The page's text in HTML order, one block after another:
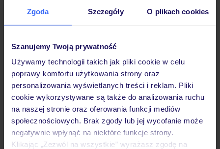
Zgoda Szczegóły O plikach cookies
Szanujemy Twoją prywatność
Używamy technologii takich jak pliki cookie w celu
poprawy komfortu użytkowania strony oraz
personalizowania wyświetlanych treści i reklam. Pliki
cookie wykorzystywane są także do analizowania ruchu
na naszej stronie oraz oferowania funkcji mediów
społecznościowych. Brak zgody lub jej wycofanie może
negatywnie wpłynąć na niektóre funkcje strony.
Klikając „Zezwól na wszystkie” wyrażasz zgodę na
Opinie
Pokoje
Wyżywienie
Atrakcje